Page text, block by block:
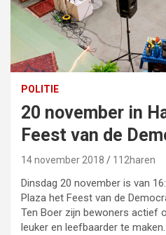
POLITIE
20 november in
Feest van de
14 november 2018 112haren
Dinsdag 20 november is van
Plaza het Feest van de
Ten Boer zijn bewoners actief
leuker en leefbaarder te